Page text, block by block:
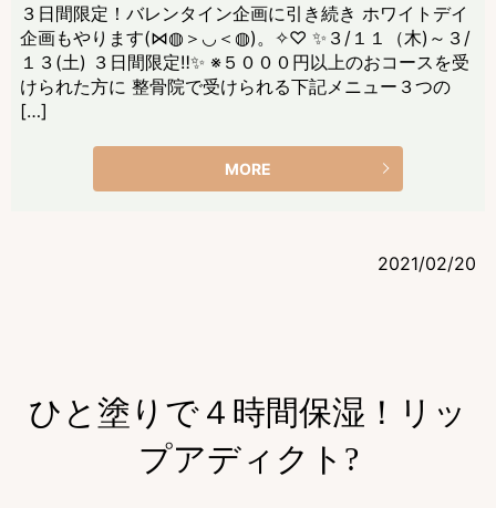
３日間限定！バレンタイン企画に引き続き ホワイトデイ
企画もやります(⋈◍＞◡＜◍)。✧♡ ✨３/１１（木)～３/
１３(土) ３日間限定‼✨ ※５０００円以上のおコースを受
けられた方に 整骨院で受けられる下記メニュー３つの
[…]
MORE
2021/02/20
ひと塗りで４時間保湿！リッ
プアディクト?